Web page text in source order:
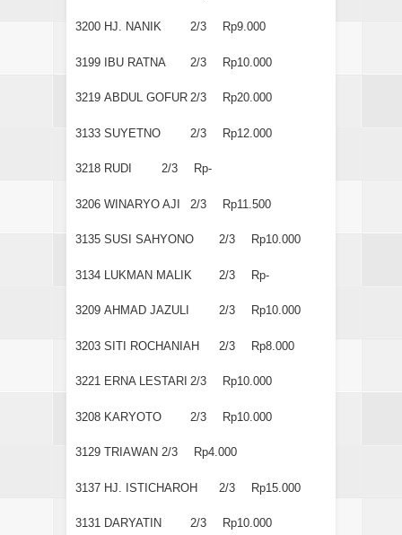
3200 HJ. NANIK 2/3 Rp9.000
3199 IBU RATNA 2/3 Rp10.000
3219 ABDUL GOFUR 2/3 Rp20.000
3133 SUYETNO 2/3 Rp12.000
3218 RUDI 2/3 Rp-
3206 WINARYO AJI 2/3 Rp11.500
3135 SUSI SAHYONO 2/3 Rp10.000
3134 LUKMAN MALIK 2/3 Rp-
3209 AHMAD JAZULI 2/3 Rp10.000
3203 SITI ROCHANIAH 2/3 Rp8.000
3221 ERNA LESTARI 2/3 Rp10.000
3208 KARYOTO 2/3 Rp10.000
3129 TRIAWAN 2/3 Rp4.000
3137 HJ. ISTICHAROH 2/3 Rp15.000
3131 DARYATIN 2/3 Rp10.000